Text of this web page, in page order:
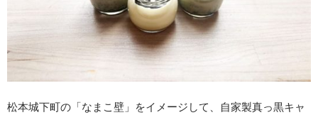
松本城下町の「なまこ壁」をイメージして、自家製真っ黒キャ